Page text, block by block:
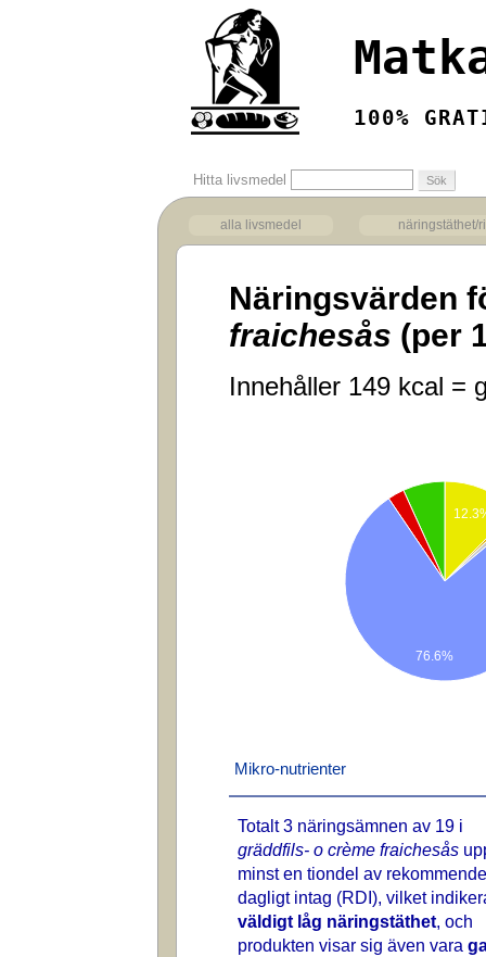
100%
Hitta livsmedel
alla livsmedel näringstäthet/
Näringsvärden
fraichesås (per
Innehåller 149 kcal =
76.6%
Mikro-nutrienter
Totalt 3 näringsämnen av 19 i
gräddfils- o crème fraichesås
minst en tiondel av
dagligt intag (RDI), vilket
väldigt låg näringstäthet, och
produkten visar sig även vara